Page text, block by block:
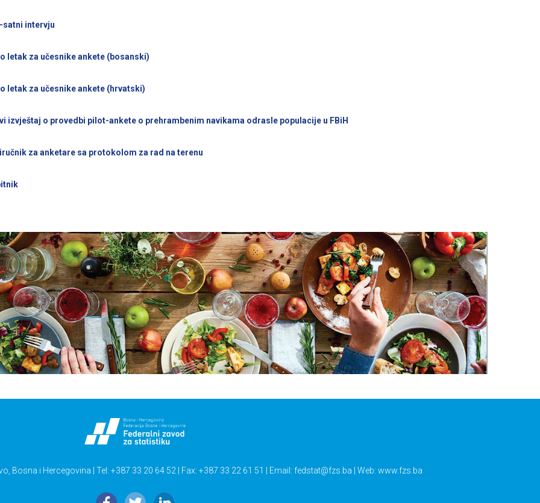
satni intervju
letak za učesnike ankete (bosanski)
letak za učesnike ankete (hrvatski)
izvještaj o provedbi pilot-ankete o prehrambenim navikama odrasle populacije u FBiH
za anketare sa protokolom za rad na terenu
Bosna i Hercegovina | Tel: +387 33 20 64 52 | Fax: +387 33 22 61 51 | Email: fedstat@fzs.ba | Web: www.fzs.ba